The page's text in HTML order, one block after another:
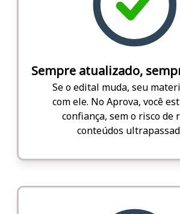
Sempre atualizado,
Se o edital muda, seu
com ele. No Aprova, você
confiança, sem o risco de
conteúdos